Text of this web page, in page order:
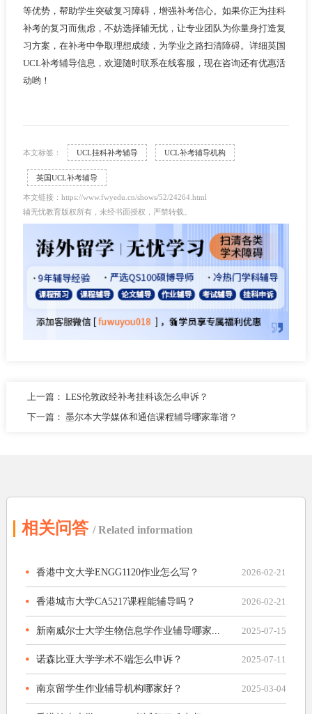
等优势，帮助学生突破复习障碍，增强补考信心。如果你正为挂科
补考的复习而焦虑，不妨选择辅无忧，让专业团队为你量身打造复
习方案，在补考中争取理想成绩，为学业之路扫清障碍。详细英国
UCL补考辅导信息，欢迎随时联系在线客服，现在咨询还有优惠活
动哟！
本文标签： UCL挂科补考辅导 UCL补考辅导机构
英国UCL补考辅导
本文链接：https://www.fwyedu.cn/shows/52/24264.html
辅无忧教育版权所有，未经书面授权，严禁转载。
上一篇： LES伦敦政经补考挂科该怎么申诉？
下一篇： 墨尔本大学媒体和通信课程辅导哪家靠谱？
相关问答 / Related information
香港中文大学ENGG1120作业怎么写？ 2026-02-21
香港城市大学CA5217课程能辅导吗？ 2026-02-21
新南威尔士大学生物信息学作业辅导哪家... 2025-07-15
诺森比亚大学学术不端怎么申诉？ 2025-07-11
南京留学生作业辅导机构哪家好？ 2025-03-04